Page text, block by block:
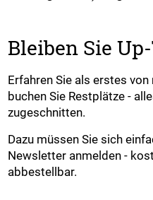
Bleiben Sie
Erfahren Sie als erstes
buchen Sie Restplätze -
zugeschnitten.
Dazu müssen Sie sich
Newsletter anmelden -
abbestellbar.